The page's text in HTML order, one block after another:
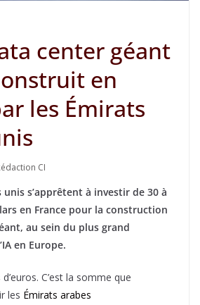
center géant
en
les Émirats
CI
unis s’apprêtent à investir de 30 à
en France pour la construction
au sein du plus grand
en Europe.
C’est la somme que
les Émirats arabes